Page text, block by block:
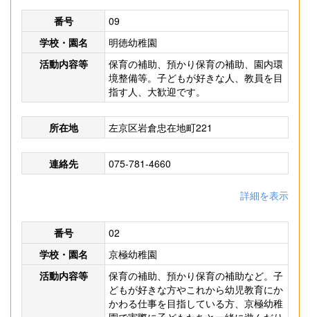
番号
09
学校・園名
明徳幼稚園
活動内容等
保育の補助、預かり保育の補助、園内環
境整備等。子どもが好きな人、教員を目
指す人、大歓迎です。
所在地 左京区岩倉忠在地町221
連絡先 075-781-4660
詳細を表示
番号
02
学校・園名
京極幼稚園
活動内容等
保育の補助、預かり保育の補助など。子
どもが好きな方やこれから幼児教育にか
かわる仕事を目指している方、京極幼稚